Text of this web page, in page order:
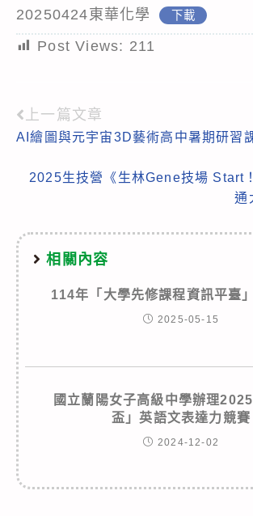
20250424東華化學 下載
Post Views: 211
Read
more
articles
上一篇文章
AI繪圖與元宇宙3D藝術高中暑期研習
2025生技營《生林Gene技場 Start
通
相關內容
114年「大學先修課程資訊平臺
2025-05-15
國立蘭陽女子高級中學辦理
盃」英語文表達力競賽
2024-12-02